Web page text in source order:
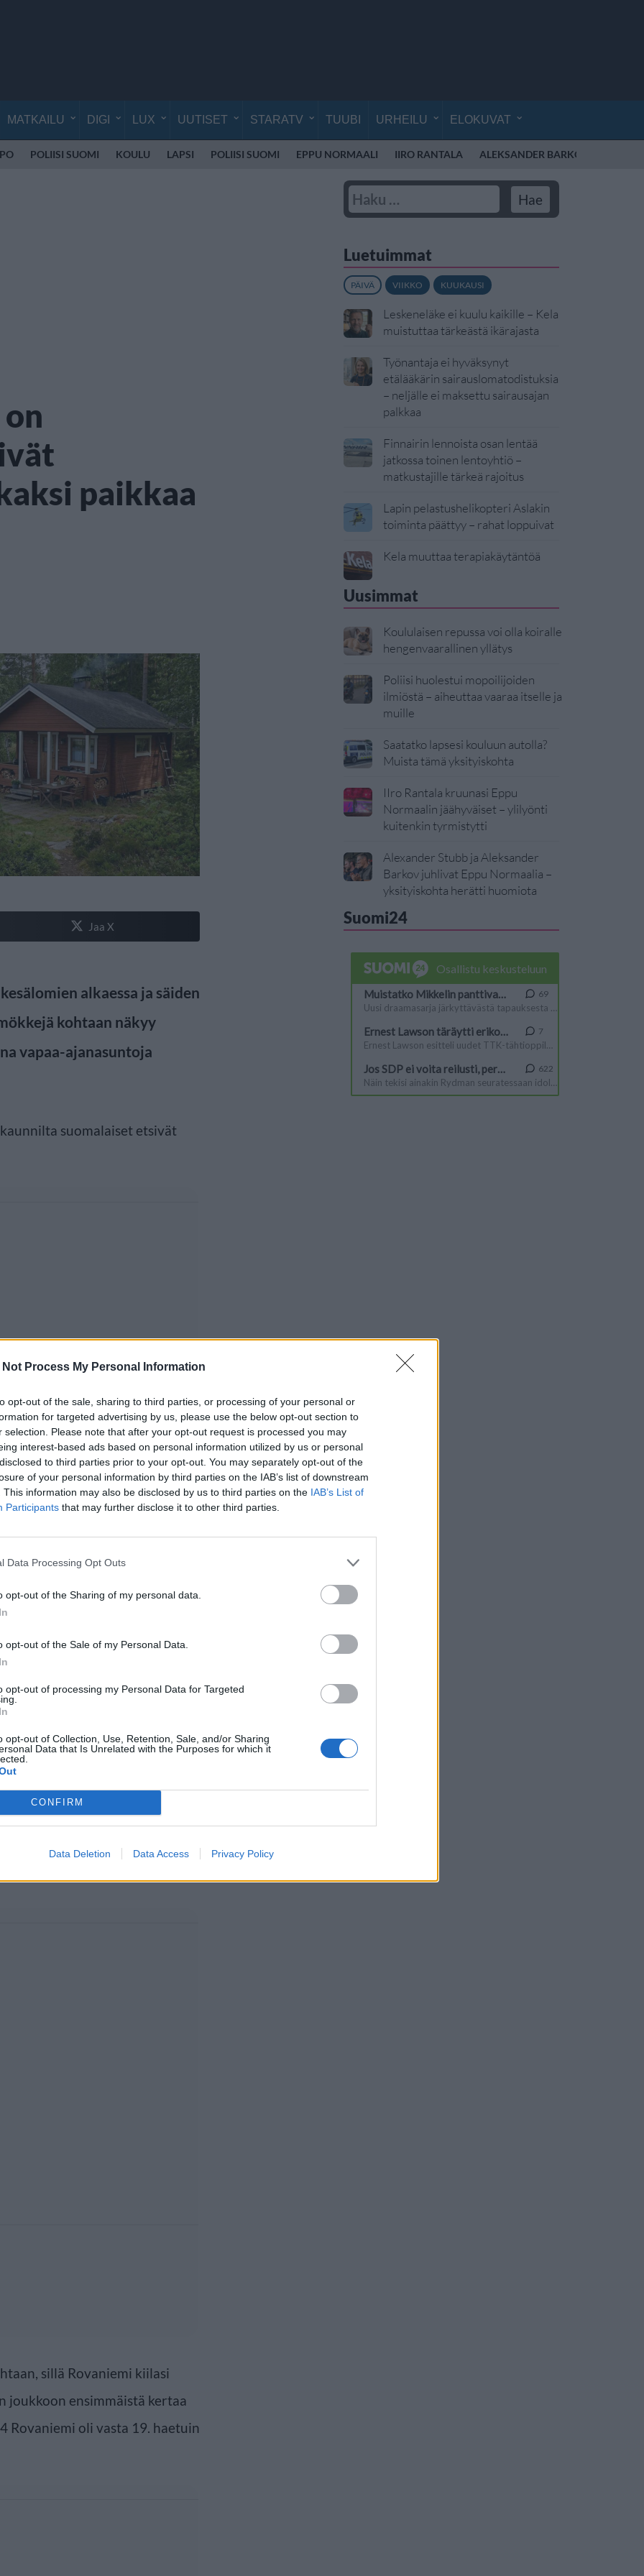
Not Process My Personal Information
opt-out of the sale, sharing to third parties, or processing of your personal or
for targeted advertising by us, please use the below opt-out section to
selection. Please note that after your opt-out request is processed you may
interest-based ads based on personal information utilized by us or personal
to third parties prior to your opt-out. You may separately opt-out of the
of your personal information by third parties on the IAB’s list of downstream
This information may also be disclosed by us to third parties on the IAB’s List of
Participants that may further disclose it to other third parties.
Data Processing Opt Outs
opt-out of the Sharing of my personal data.
opt-out of the Sale of my Personal Data.
opt-out of processing my Personal Data for Targeted
opt-out of Collection, Use, Retention, Sale, and/or Sharing
Data that Is Unrelated with the Purposes for which it
CONFIRM
Data Deletion Data Access Privacy Policy
MATKAILU DIGI LUX UUTISET STARATV TUUBI URHEILU ELOKUVAT
POLIISI SUOMI KOULU LAPSI POLIISI SUOMI EPPU NORMAALI IIRO RANTALA ALEKSANDER BARKOV
paikkaa
Jaa X
alkaessa ja säiden
kohtaan näkyy
vapaa-ajanasuntoja
suomalaiset etsivät
kuluvan vuosikymmenen
Tämä käy ilmi asunto- ja
vuosilta 2020-2025.
hauissa jo vuosien ajan.
sillä tänä vuonna
vuoden 2020 kesällä vasta 13.
sillä Rovaniemi kiilasi
joukkoon ensimmäistä kertaa
Rovaniemi oli vasta 19. haetuin
Luetuimmat
PÄIVÄ VIIKKO KUUKAUSI
Leskeneläke ei kuulu kaikille – Kela
muistuttaa tärkeästä ikärajasta
Työnantaja ei hyväksynyt
etälääkärin sairauslomatodistuksia
– neljälle ei maksettu sairausajan
palkkaa
Finnairin lennoista osan lentää
jatkossa toinen lentoyhtiö –
matkustajille tärkeä rajoitus
Lapin pelastushelikopteri Aslakin
toiminta päättyy – rahat loppuivat
Kela muuttaa terapiakäytäntöä
Uusimmat
Koululaisen repussa voi olla koiralle
hengenvaarallinen yllätys
Poliisi huolestui mopoilijoiden
ilmiöstä – aiheuttaa vaaraa itselle ja
muille
Saatatko lapsesi kouluun autolla?
Muista tämä yksityiskohta
IIro Rantala kruunasi Eppu
Normaalin jäähyväiset – ylilyönti
kuitenkin tyrmistytti
Alexander Stubb ja Aleksander
Barkov juhlivat Eppu Normaalia –
yksityiskohta herätti huomiota
Suomi24